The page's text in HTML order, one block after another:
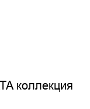
коллекция